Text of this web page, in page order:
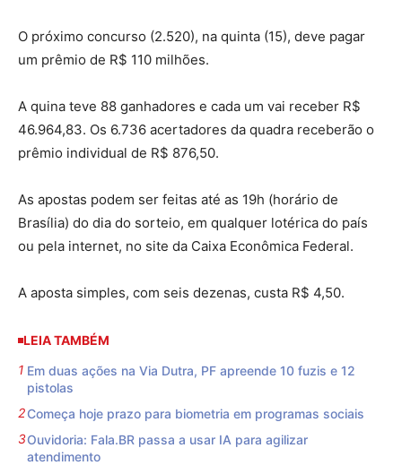
O próximo concurso (2.520), na quinta (15), deve pagar
um prêmio de R$ 110 milhões.
A quina teve 88 ganhadores e cada um vai receber R$
46.964,83. Os 6.736 acertadores da quadra receberão o
prêmio individual de R$ 876,50.
As apostas podem ser feitas até as 19h (horário de
Brasília) do dia do sorteio, em qualquer lotérica do país
ou pela internet, no site da Caixa Econômica Federal.
A aposta simples, com seis dezenas, custa R$ 4,50.
LEIA TAMBÉM
Em duas ações na Via Dutra, PF apreende 10 fuzis e 12
pistolas
Começa hoje prazo para biometria em programas sociais
Ouvidoria: Fala.BR passa a usar IA para agilizar
atendimento